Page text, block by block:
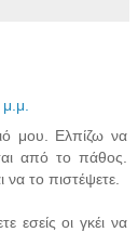
μου. Ελπίζω να
από το πάθος.
το πιστέψετε.
εσείς οι γκέι να